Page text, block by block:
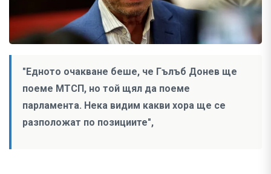
"Едното очакване беше, че Гълъб Донев ще
поеме МТСП, но той щял да поеме
парламента. Нека видим какви хора ще се
разположат по позициите",